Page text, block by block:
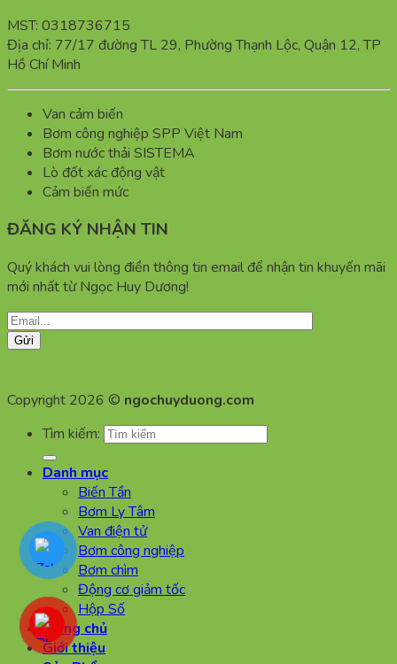
MST: 0318736715
Địa chỉ: 77/17 đường TL 29, Phường Thạnh Lộc, Quận 12, TP
Hồ Chí Minh
Van cảm biến
Bơm công nghiệp SPP Việt Nam
Bơm nước thải SISTEMA
Lò đốt xác động vật
Cảm biến mức
ĐĂNG KÝ NHẬN TIN
Quý khách vui lòng điền thông tin email để nhận tin khuyến mãi
mới nhất từ Ngọc Huy Dương!
Copyright 2026 © ngochuyduong.com
Tìm kiếm:
Danh mục
Biến Tần
Bơm Ly Tâm
Van điện tử
Bơm công nghiệp
Bơm chìm
Động cơ giảm tốc
Hộp Số
Trang chủ
Giới thiệu